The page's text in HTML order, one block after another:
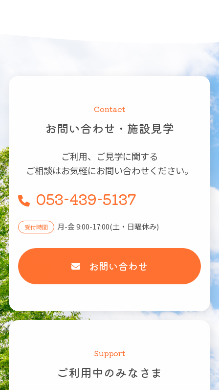
Contact
お問い合わせ・施設見学
ご利用、ご見学に関する
ご相談はお気軽にお問い合わせください。
053-439-5137
受付時間 月-金 9:00-17:00(土・日曜休み)
お問い合わせ
Support
ご利用中のみなさま